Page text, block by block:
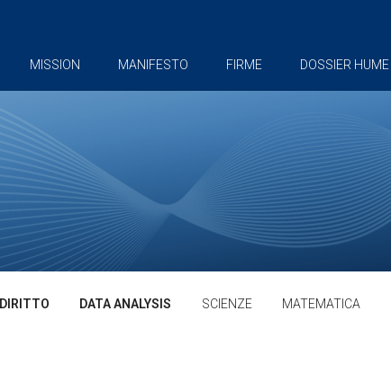
MISSION MANIFESTO FIRME DOSSIER HUME
DIRITTO DATA ANALYSIS SCIENZE MATEMATICA